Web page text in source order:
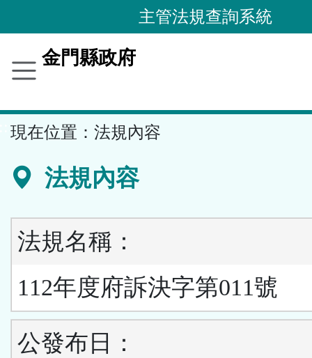
到
要
容
區
主管法規查詢系統
金門縣政府
現在位置： 法規內容
法規內容
法規名稱：
112年度府訴決字第011號
公發布日：